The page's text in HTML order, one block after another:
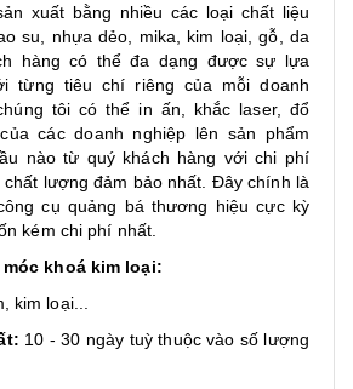
xuất bằng nhiều các loại chất liệu
su, nhựa dẻo, mika, kim loại, gỗ, da
hàng có thể đa dạng được sự lựa
từng tiêu chí riêng của mỗi doanh
tôi có thể in ấn, khắc laser, đổ
các doanh nghiệp lên sản phẩm
nào từ quý khách hàng với chi phí
lượng đảm bảo nhất. Đây chính là
cụ quảng bá thương hiệu cực kỳ
kém chi phí nhất.
khoá kim loại:
kim loại...
10 - 30 ngày tuỳ thuộc vào số lượng